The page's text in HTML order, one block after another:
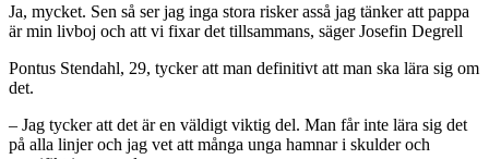
Ja, mycket. Sen så ser jag inga stora risker asså jag tänker att pappa
är min livboj och att vi fixar det tillsammans, säger Josefin Degrell
Pontus Stendahl, 29, tycker att man definitivt att man ska lära sig om
det.
– Jag tycker att det är en väldigt viktig del. Man får inte lära sig det
på alla linjer och jag vet att många unga hamnar i skulder och